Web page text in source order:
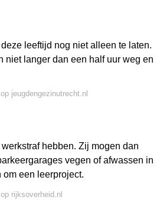
leeftijd nog niet alleen te laten.
langer dan een half uur weg en
jeugdengezinutrecht.nl
hebben. Zij mogen dan
vegen of afwassen in
een leerproject.
rijksoverheid.nl